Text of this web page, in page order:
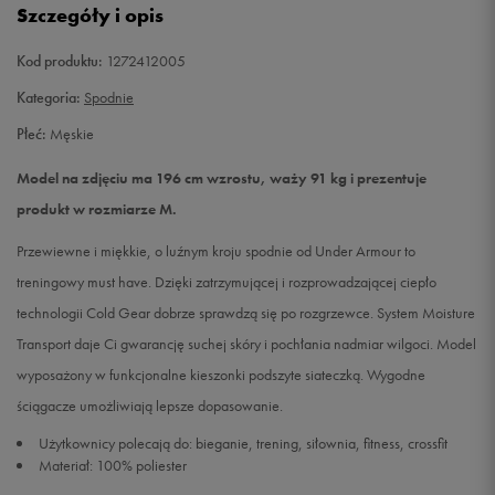
XXL Powiadom o dostępności
Szczegóły i opis
Kod produktu: 1272412005
Kategoria: Spodnie
Płeć: Męskie
Model na zdjęciu ma 196 cm wzrostu, waży 91 kg i prezentuje
produkt w rozmiarze M.
Przewiewne i miękkie, o luźnym kroju spodnie od Under Armour to
treningowy must have. Dzięki zatrzymującej i rozprowadzającej ciepło
technologii Cold Gear dobrze sprawdzą się po rozgrzewce. System Moisture
Transport daje Ci gwarancję suchej skóry i pochłania nadmiar wilgoci. Model
wyposażony w funkcjonalne kieszonki podszyte siateczką. Wygodne
ściągacze umożliwiają lepsze dopasowanie.
Użytkownicy polecają do: bieganie, trening, siłownia, fitness, crossfit
Materiał: 100% poliester